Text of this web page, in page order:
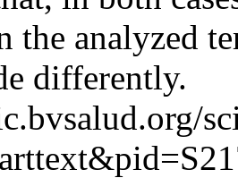
the analyzed
differently.